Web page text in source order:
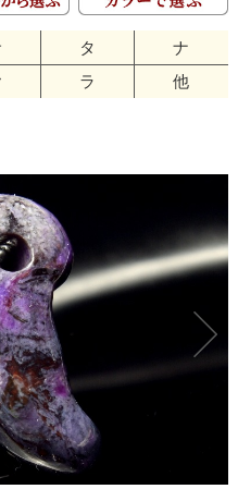
タ
ナ
ラ 他